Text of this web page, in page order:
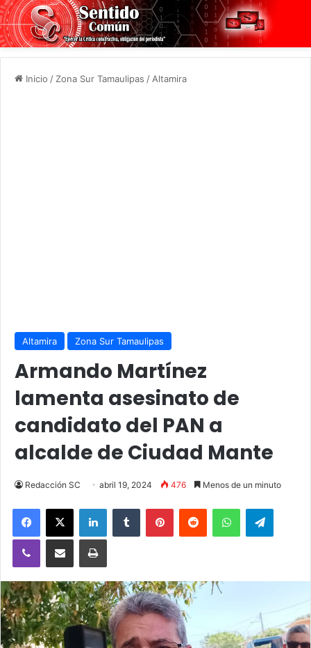
Inicio / Zona Sur Tamaulipas / Altamira
Altamira Zona Sur Tamaulipas
Armando Martínez
lamenta asesinato de
candidato del PAN a
alcalde de Ciudad Mante
Redacción SC abril 19, 2024 476 Menos de un minuto
Facebook
X LinkedInTumblr PinterestReddit WhatsApp
Viber Compartir vía email Imprimir